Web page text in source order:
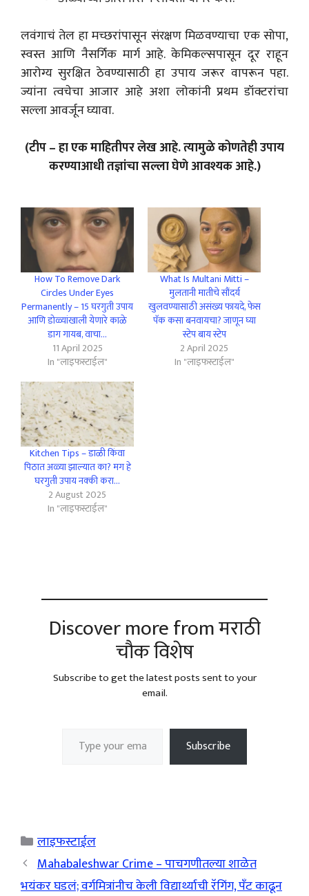
लवंगाचं तेल हा मच्छरांपासून संरक्षण मिळवण्याचा एक सोपा,
स्वस्त आणि नैसर्गिक मार्ग आहे. केमिकल्सपासून दूर राहून
आरोग्य सुरक्षित ठेवण्यासाठी हा उपाय जरूर वापरून पहा.
ज्यांना त्वचेचा आजार आहे अशा लोकांनी प्रथम डॉक्टरांचा
सल्ला आवर्जून घ्यावा.
(टीप – हा एक माहितीपर लेख आहे. त्यामुळे कोणतेही उपाय
करण्याआधी तज्ञांचा सल्ला घेणे आवश्यक आहे.)
How To Remove Dark
Circles Under Eyes
Permanently – 15 घरगुती उपाय
आणि डोळ्यांखाली येणारे काळे
डाग गायब, वाचा…
11 April 2025
In "लाइफस्टाईल"
What Is Multani Mitti –
मुलतानी मातीचे सौंदर्य
खुलवण्यासाठी असंख्य फायदे, फेस
पॅक कसा बनवायचा? जाणून घ्या
स्टेप बाय स्टेप
2 April 2025
In "लाइफस्टाईल"
Kitchen Tips – डाळी किंवा
पिठात अळ्या झाल्यात का? मग हे
घरगुती उपाय नक्की करा…
2 August 2025
In "लाइफस्टाईल"
Discover more from मराठी
चौक विशेष
Subscribe to get the latest posts sent to your
email.
Subscribe
Categories
लाइफस्टाईल
Mahabaleshwar Crime – पाचगणीतल्या शाळेत
भयंकर घडलं; वर्गमित्रांनीच केली विद्यार्थ्याची रॅगिंग, पँट काढून